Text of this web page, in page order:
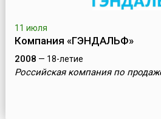
11 июля
Компания «ГЭНДАЛЬФ»
2008 — 18-летие
Российская компания по